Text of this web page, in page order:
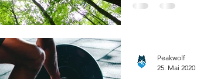
Peakwolf
25. Mai 2020